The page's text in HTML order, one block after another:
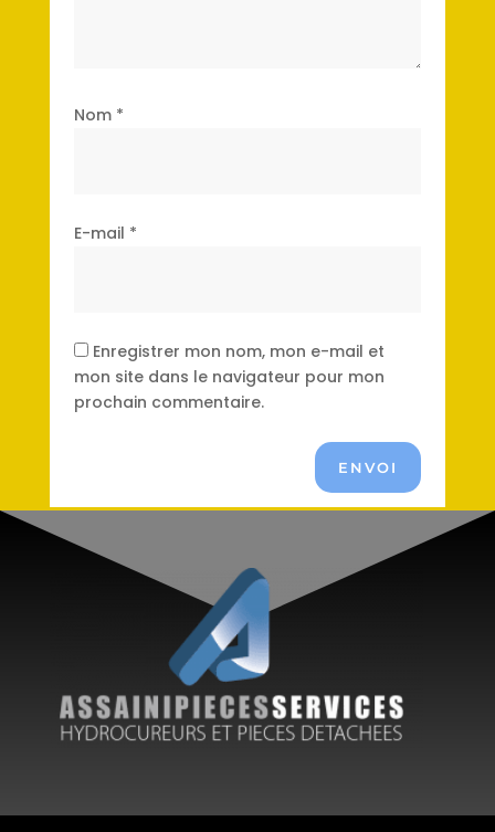
Nom *
E-mail *
Enregistrer mon nom, mon e-mail et
mon site dans le navigateur pour mon
prochain commentaire.
ENVOI